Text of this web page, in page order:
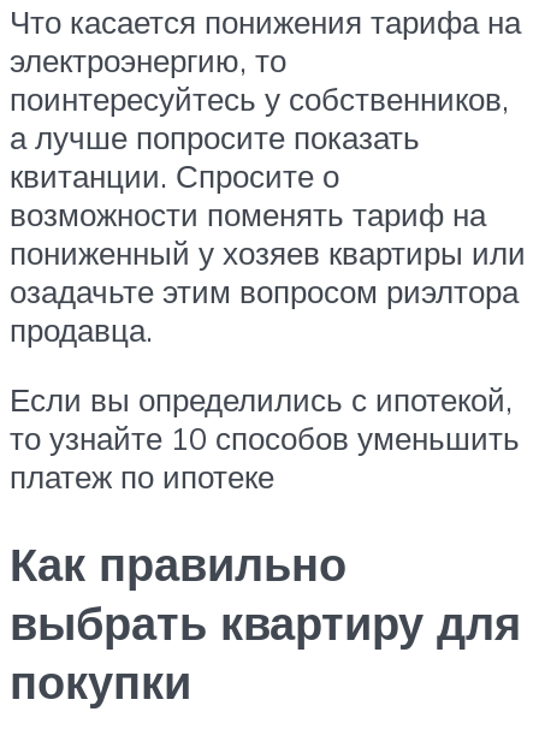
Что касается понижения тарифа на
электроэнергию, то
поинтересуйтесь у собственников,
а лучше попросите показать
квитанции. Спросите о
возможности поменять тариф на
пониженный у хозяев квартиры или
озадачьте этим вопросом риэлтора
продавца.
Если вы определились с ипотекой,
то узнайте 10 способов уменьшить
платеж по ипотеке
Как правильно
выбрать квартиру для
покупки